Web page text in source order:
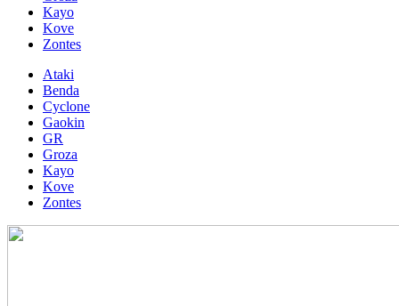
Kayo
Kove
Zontes
Ataki
Benda
Cyclone
Gaokin
GR
Groza
Kayo
Kove
Zontes